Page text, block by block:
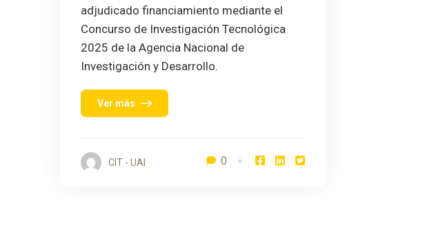
adjudicado financiamiento mediante el
Concurso de Investigación Tecnológica
2025 de la Agencia Nacional de
Investigación y Desarrollo.
Ver más
CIT - UAI 0